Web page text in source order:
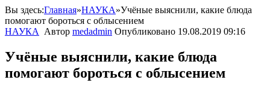
Вы здесь:Главная»НАУКА»Учёные выяснили, какие блюда
помогают бороться с облысением
НАУКА
Автор medadmin Опубликовано 19.08.2019 09:16
Учёные выяснили, какие блюда
помогают бороться с облысением